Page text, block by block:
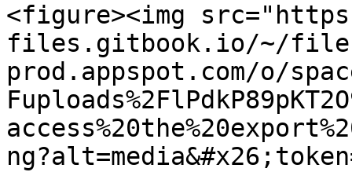
<figure><img
files.gitbook.io/~/
prod.appspot.com/o/